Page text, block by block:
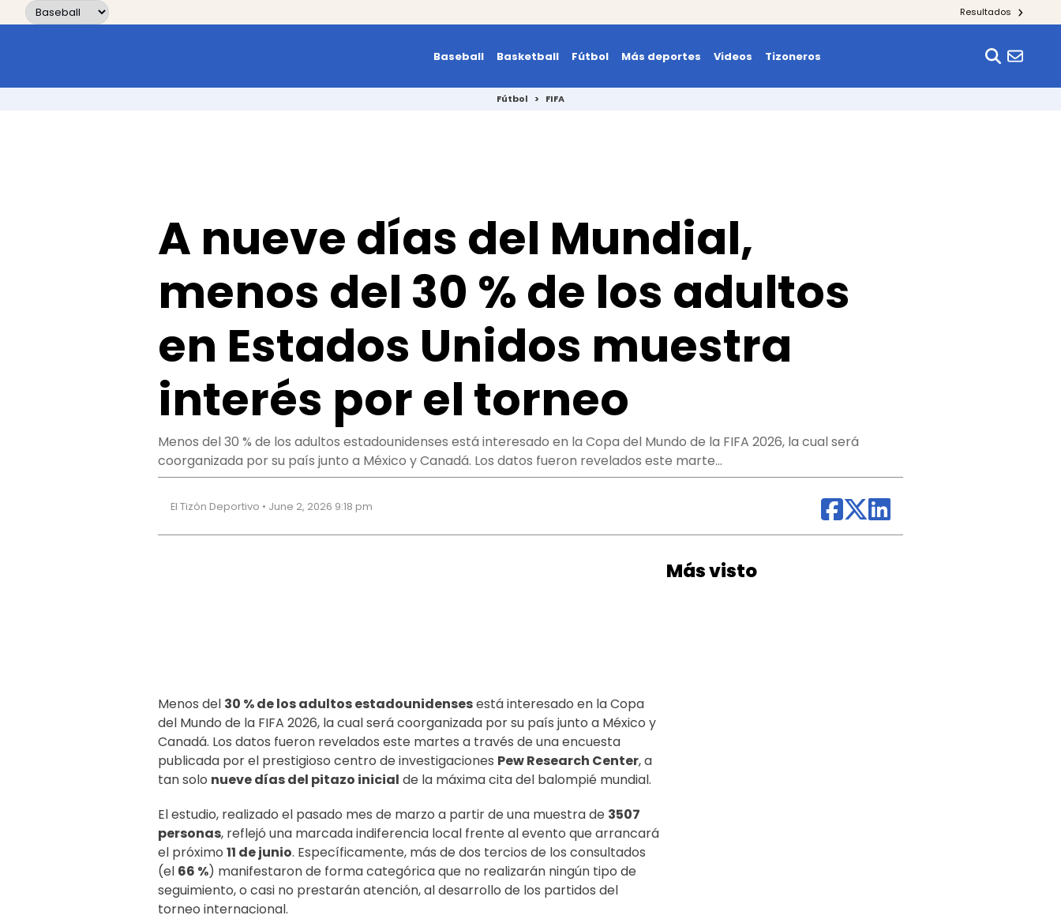
Skip to content Resultados
Baseball Basketball Fútbol Más deportes Videos Tizoneros
Fútbol > FIFA
A nueve días del Mundial,
menos del 30 % de los adultos
en Estados Unidos muestra
interés por el torneo
Menos del 30 % de los adultos estadounidenses está interesado en la Copa del Mundo de la FIFA 2026, la cual será
coorganizada por su país junto a México y Canadá. Los datos fueron revelados este marte…
El Tizón Deportivo • June 2, 2026 9:18 pm
Menos del 30 % de los adultos estadounidensesestá interesado en la Copa
del Mundo de la FIFA 2026, la cual será coorganizada por su país junto a México y
Canadá. Los datos fueron revelados este martes a través de una encuesta
publicada por el prestigioso centro de investigaciones Pew Research Center, a
tan solo nueve días del pitazo inicial de la máxima cita del balompié mundial.
El estudio, realizado el pasado mes de marzo a partir de una muestra de 3507
personas, reflejó una marcada indiferencia local frente al evento que arrancará
el próximo 11 de junio. Específicamente, más de dos tercios de los consultados
(el 66 %) manifestaron de forma categórica que no realizarán ningún tipo de
seguimiento, o casi no prestarán atención, al desarrollo de los partidos del
torneo internacional.
Más visto